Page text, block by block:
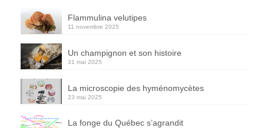
Flammulina velutipes
11 novembre 2025
Un champignon et son histoire
31 mai 2025
La microscopie des hyménomycètes
23 mai 2025
La fonge du Québec s’agrandit